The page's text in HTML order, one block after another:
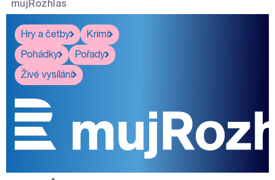
mujRozhlas
Hry a četby
Krimi
Pohádky
Pořady
Živé vysílání